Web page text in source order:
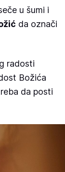
u šumi i
da označi
radosti
Božića
da posti